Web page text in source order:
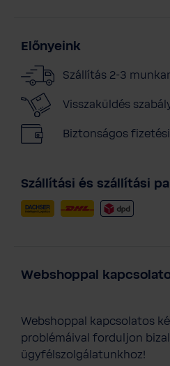
Előnyeink
Szállítás 2-3
Visszaküldés
Biztonságos
Szállítási és szállítási
Webshoppal
Webshoppal kapcsolatos
problémáival forduljon
ügyfélszolgálatunkhoz!